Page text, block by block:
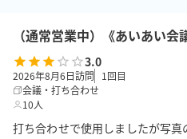
3.0
2026年8月6日訪問 1 回目
会議・打ち合わせ
10人
打ち合わせで使用しましたが写